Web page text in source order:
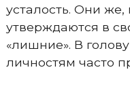
усталость. Они же,
утверждаются в
«лишние». В
личностям часто